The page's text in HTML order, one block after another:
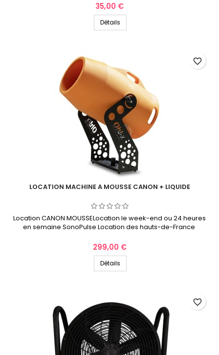
Prix
35,00 €
Détails
LOCATION MACHINE A MOUSSE CANON + LIQUIDE
Location CANON MOUSSELocation le week-end ou 24 heures
en semaine SonoPulse Location des hauts-de-France
Prix
299,00 €
Détails
favorite_border
favorite_border